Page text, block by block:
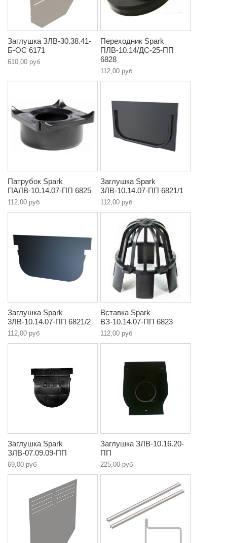
Заглушка ЗЛВ-30.38.41-
Б-ОС 6171
610,00 руб
Переходник Spark
ПЛВ-10.14/ДС-25-ПП
6828
112,00 руб
Патрубок Spark
ПАЛВ-10.14.07-ПП 6825
112,00 руб
Заглушка Spark
3ЛВ-10.14.07-ПП 6821/1
112,00 руб
Заглушка Spark
3ЛВ-10.14.07-ПП 6821/2
112,00 руб
Вставка Spark
ВЗ-10.14.07-ПП 6823
112,00 руб
Заглушка Spark
ЗЛВ-07.09.09-ПП
69,00 руб
Заглушка ЗЛВ-10.16.20-
ПП
225,00 руб